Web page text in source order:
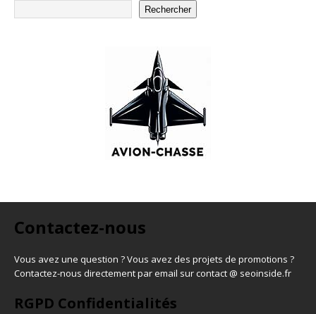
Rechercher
Contactez-nous
Vous avez une question ? Vous avez des projets de promotions ?
Contactez-nous directement par email sur contact @ seoinside.fr
RGPD Confidentialités